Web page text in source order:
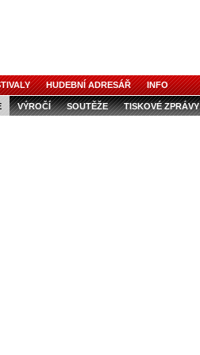
HUDEBNÍ ADRESÁŘ INFO
VÝROČÍ SOUTĚŽE TISKOVÉ ZPRÁVY